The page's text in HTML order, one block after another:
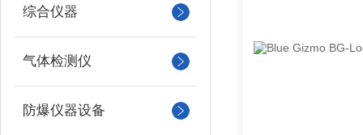
综合仪器
气体检测仪
防爆仪器设备